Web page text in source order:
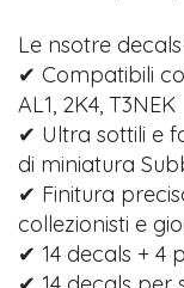
Le nsotre
✔ Compatibili
AL1, 2K4, T3NEK
✔ Ultra sottili e
di miniatura
✔ Finitura
collezionisti e
✔ 14 decals + 4